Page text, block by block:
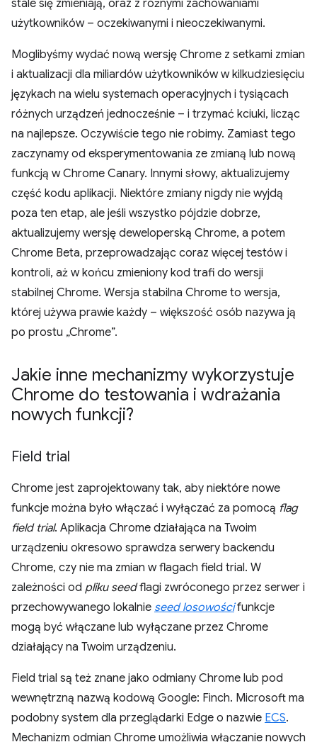
stale się zmieniają, oraz z różnymi zachowaniami
użytkowników – oczekiwanymi i nieoczekiwanymi.
Moglibyśmy wydać nową wersję Chrome z setkami zmian
i aktualizacji dla miliardów użytkowników w kilkudziesięciu
językach na wielu systemach operacyjnych i tysiącach
różnych urządzeń jednocześnie – i trzymać kciuki, licząc
na najlepsze. Oczywiście tego nie robimy. Zamiast tego
zaczynamy od eksperymentowania ze zmianą lub nową
funkcją w Chrome Canary. Innymi słowy, aktualizujemy
część kodu aplikacji. Niektóre zmiany nigdy nie wyjdą
poza ten etap, ale jeśli wszystko pójdzie dobrze,
aktualizujemy wersję deweloperską Chrome, a potem
Chrome Beta, przeprowadzając coraz więcej testów i
kontroli, aż w końcu zmieniony kod trafi do wersji
stabilnej Chrome. Wersja stabilna Chrome to wersja,
której używa prawie każdy – większość osób nazywa ją
po prostu „Chrome”.
Jakie inne mechanizmy wykorzystuje
Chrome do testowania i wdrażania
nowych funkcji?
Field trial
Chrome jest zaprojektowany tak, aby niektóre nowe
funkcje można było włączać i wyłączać za pomocą flag
field trial. Aplikacja Chrome działająca na Twoim
urządzeniu okresowo sprawdza serwery backendu
Chrome, czy nie ma zmian w flagach field trial. W
zależności od pliku seedflagi zwróconego przez serwer i
przechowywanego lokalnie seed losowościfunkcje
mogą być włączane lub wyłączane przez Chrome
działający na Twoim urządzeniu.
Field trial są też znane jako odmiany Chrome lub pod
wewnętrzną nazwą kodową Google: Finch. Microsoft ma
podobny system dla przeglądarki Edge o nazwie ECS.
Mechanizm odmian Chrome umożliwia włączanie nowych